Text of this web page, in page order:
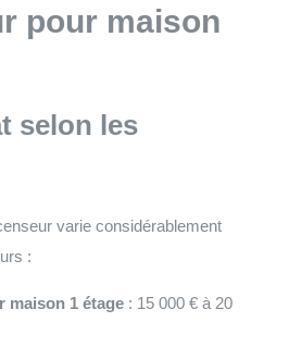
pour maison
selon les
varie considérablement
:
maison 1 étage : 15 000 € à 20